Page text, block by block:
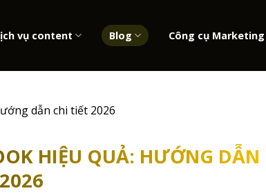
vụ content Blog Công cụ Marketing
dẫn chi tiết 2026
HIỆU QUẢ: HƯỚNG DẪN